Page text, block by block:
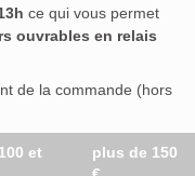
ce qui vous permet
ouvrables en relais
de la commande (hors
et
plus de 150